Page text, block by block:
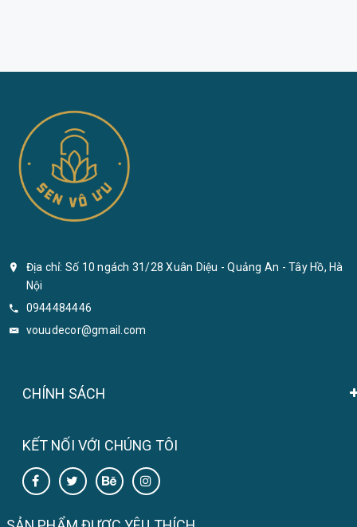
Địa chỉ: Số 10 ngách 31/28 Xuân Diệu - Quảng An - Tây Hồ, Hà
Nội
0944484446
vouudecor@gmail.com
CHÍNH SÁCH
KẾT NỐI VỚI CHÚNG TÔI